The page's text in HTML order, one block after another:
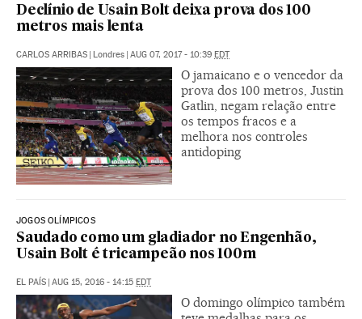
Declínio de Usain Bolt deixa prova dos 100
metros mais lenta
CARLOS ARRIBAS Londres AUG 07, 2017 - 10:39 EDT
O jamaicano e o vencedor da
prova dos 100 metros, Justin
Gatlin, negam relação entre
os tempos fracos e a
melhora nos controles
antidoping
JOGOS OLÍMPICOS
Saudado como um gladiador no Engenhão,
Usain Bolt é tricampeão nos 100m
EL PAÍS AUG 15, 2016 - 14:15 EDT
O domingo olímpico também